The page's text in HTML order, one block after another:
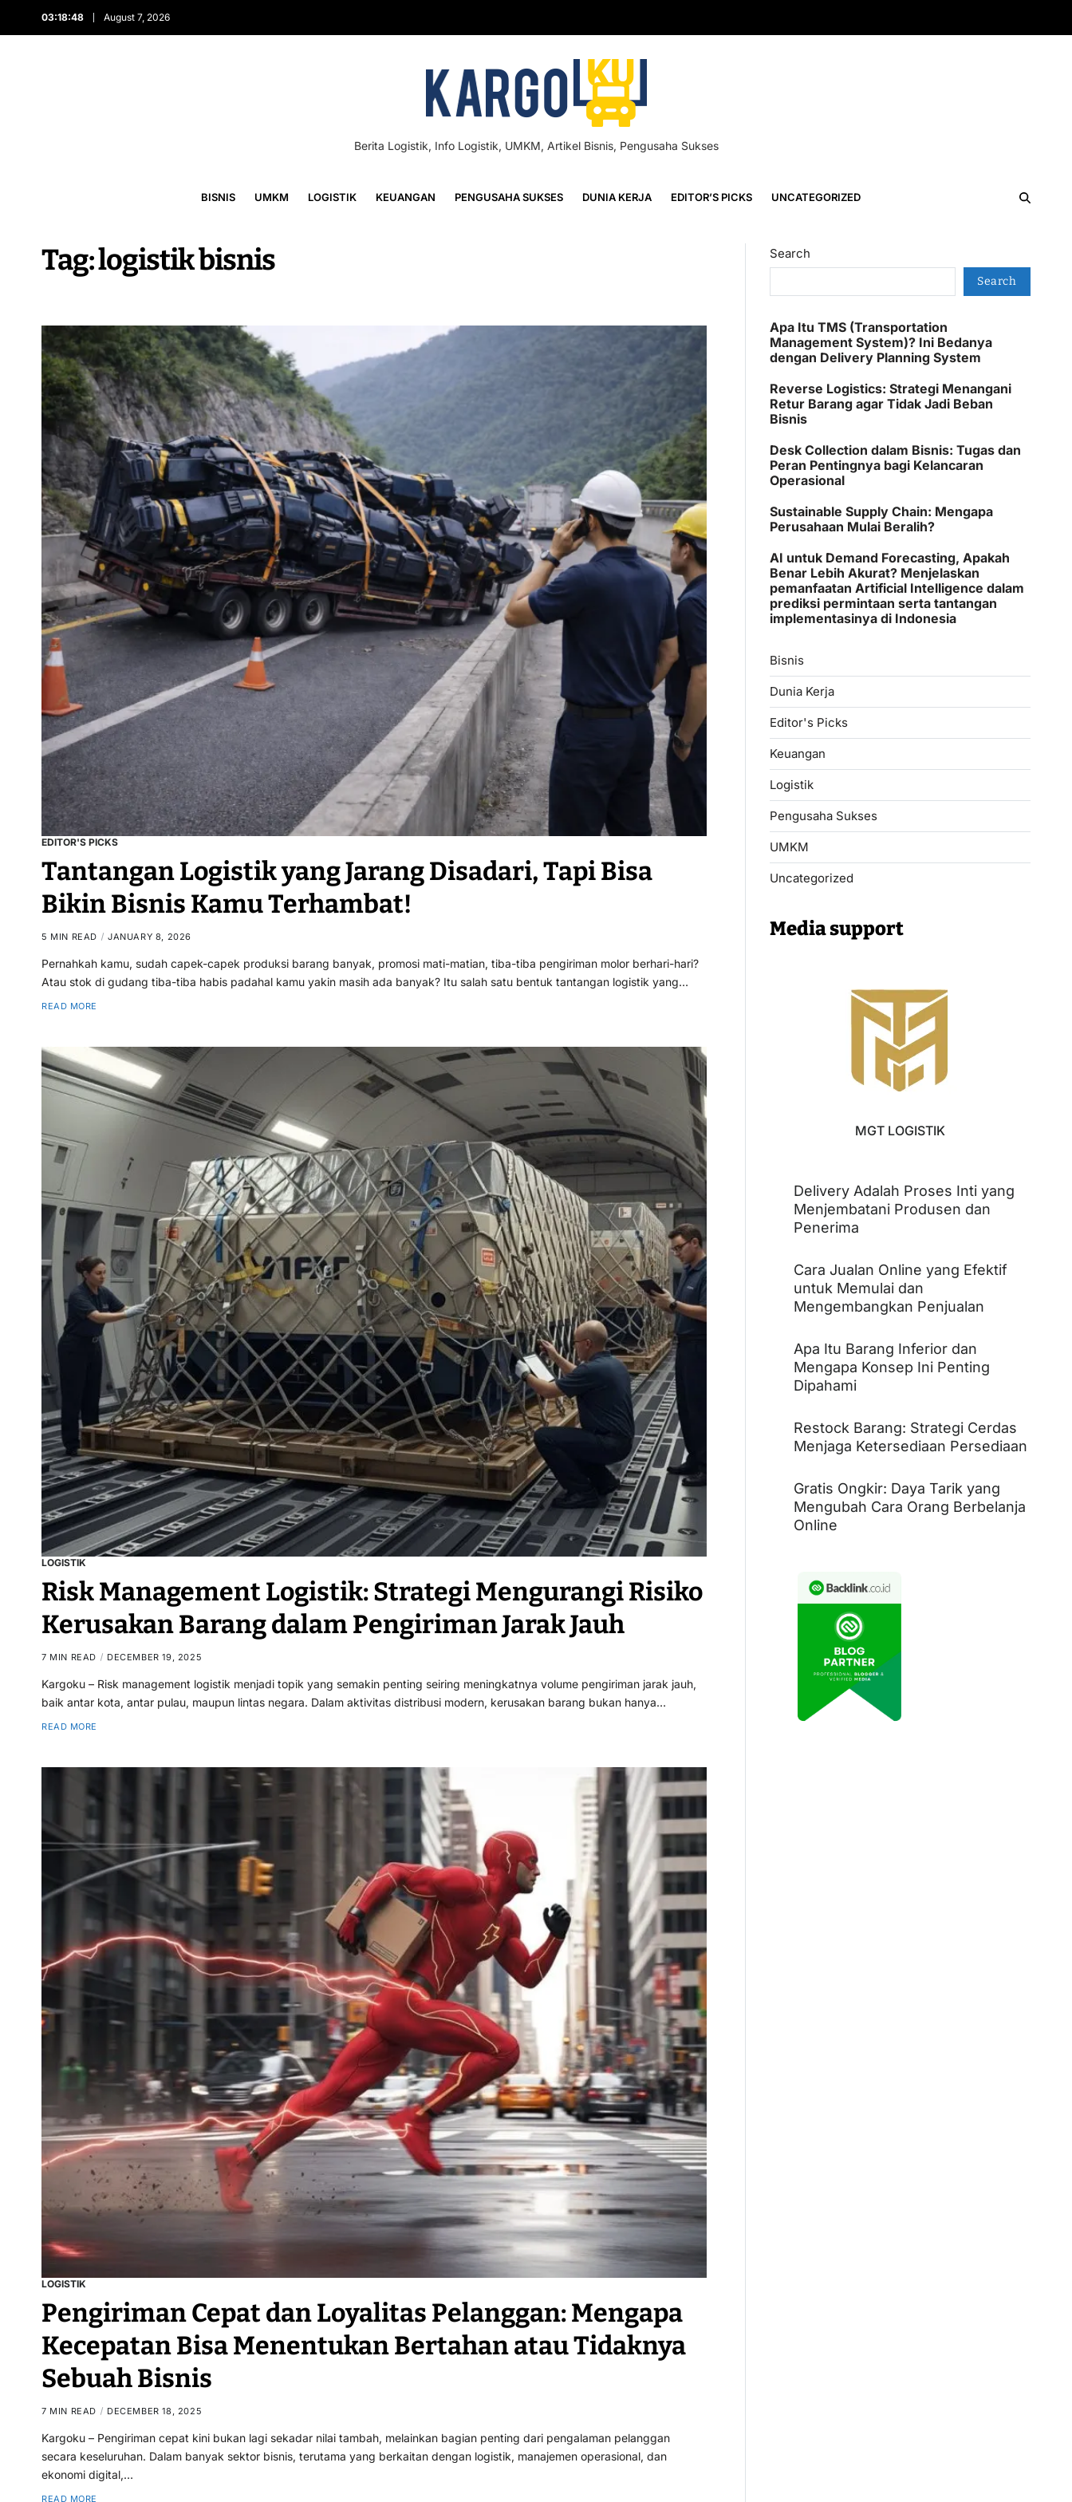
03:18:50 August 7, 2026
Berita Logistik, Info Logistik, UMKM, Artikel Bisnis, Pengusaha Sukses
BISNIS UMKM LOGISTIK KEUANGAN PENGUSAHA SUKSES DUNIA KERJA EDITOR’S PICKS UNCATEGORIZED
Tag:logistik bisnis
EDITOR'S PICKS
Tantangan Logistik yang Jarang Disadari, Tapi Bisa
Bikin Bisnis Kamu Terhambat!
5 MIN READ JANUARY 8, 2026
Pernahkah kamu, sudah capek-capek produksi barang banyak, promosi mati-matian, tiba-tiba pengiriman molor berhari-hari?
Atau stok di gudang tiba-tiba habis padahal kamu yakin masih ada banyak? Itu salah satu bentuk tantangan logistik yang…
READ MORE
LOGISTIK
Risk Management Logistik: Strategi Mengurangi Risiko
Kerusakan Barang dalam Pengiriman Jarak Jauh
7 MIN READ DECEMBER 19, 2025
Kargoku – Risk management logistik menjadi topik yang semakin penting seiring meningkatnya volume pengiriman jarak jauh,
baik antar kota, antar pulau, maupun lintas negara. Dalam aktivitas distribusi modern, kerusakan barang bukan hanya…
READ MORE
LOGISTIK
Pengiriman Cepat dan Loyalitas Pelanggan: Mengapa
Kecepatan Bisa Menentukan Bertahan atau Tidaknya
Sebuah Bisnis
7 MIN READ DECEMBER 18, 2025
Kargoku – Pengiriman cepat kini bukan lagi sekadar nilai tambah, melainkan bagian penting dari pengalaman pelanggan
secara keseluruhan. Dalam banyak sektor bisnis, terutama yang berkaitan dengan logistik, manajemen operasional, dan
ekonomi digital,…
READ MORE
Search
Search
Apa Itu TMS (Transportation
Management System)? Ini Bedanya
dengan Delivery Planning System
Reverse Logistics: Strategi Menangani
Retur Barang agar Tidak Jadi Beban
Bisnis
Desk Collection dalam Bisnis: Tugas dan
Peran Pentingnya bagi Kelancaran
Operasional
Sustainable Supply Chain: Mengapa
Perusahaan Mulai Beralih?
AI untuk Demand Forecasting, Apakah
Benar Lebih Akurat? Menjelaskan
pemanfaatan Artificial Intelligence dalam
prediksi permintaan serta tantangan
implementasinya di Indonesia
Bisnis
Dunia Kerja
Editor's Picks
Keuangan
Logistik
Pengusaha Sukses
UMKM
Uncategorized
Media support
MGT LOGISTIK
Delivery Adalah Proses Inti yang
Menjembatani Produsen dan
Penerima
Cara Jualan Online yang Efektif
untuk Memulai dan
Mengembangkan Penjualan
Apa Itu Barang Inferior dan
Mengapa Konsep Ini Penting
Dipahami
Restock Barang: Strategi Cerdas
Menjaga Ketersediaan Persediaan
Gratis Ongkir: Daya Tarik yang
Mengubah Cara Orang Berbelanja
Online